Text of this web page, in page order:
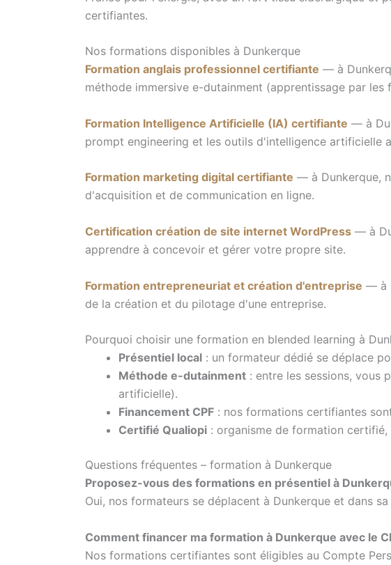
certifiantes.
Nos formations disponibles à Dunkerque
Formation anglais professionnel certifiante — à
méthode immersive e-dutainment (apprentissage par les
Formation Intelligence Artificielle (IA) certifiante — à
prompt engineering et les outils d'intelligence artificielle
Formation marketing digital certifiante — à Dunkerque,
d'acquisition et de communication en ligne.
Certification création de site internet WordPress — à
apprendre à concevoir et gérer votre propre site.
Formation entrepreneuriat et création d'entreprise — à
de la création et du pilotage d'une entreprise.
Pourquoi choisir une formation en blended learning à
Présentiel local : un formateur dédié se déplace
Méthode e-dutainment : entre les sessions, vous
artificielle).
Financement CPF : nos formations certifiantes
Certifié Qualiopi : organisme de formation
Questions fréquentes – formation à Dunkerque
Proposez-vous des formations en présentiel à
Oui, nos formateurs se déplacent à Dunkerque et dans
Comment financer ma formation à Dunkerque avec le
Nos formations certifiantes sont éligibles au Compte